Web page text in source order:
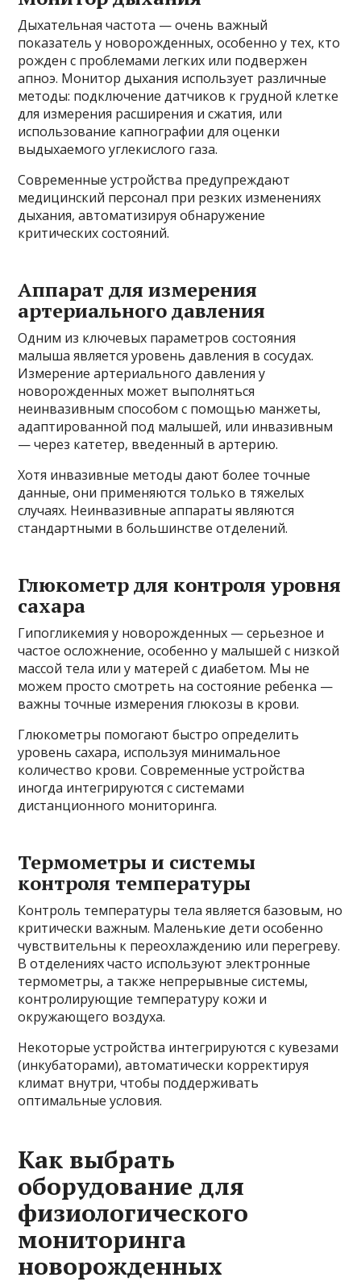
Дыхательная частота — очень важный
показатель у новорожденных, особенно у тех, кто
рожден с проблемами легких или подвержен
апноэ. Монитор дыхания использует различные
методы: подключение датчиков к грудной клетке
для измерения расширения и сжатия, или
использование капнографии для оценки
выдыхаемого углекислого газа.
Современные устройства предупреждают
медицинский персонал при резких изменениях
дыхания, автоматизируя обнаружение
критических состояний.
Аппарат для измерения
артериального давления
Одним из ключевых параметров состояния
малыша является уровень давления в сосудах.
Измерение артериального давления у
новорожденных может выполняться
неинвазивным способом с помощью манжеты,
адаптированной под малышей, или инвазивным
— через катетер, введенный в артерию.
Хотя инвазивные методы дают более точные
данные, они применяются только в тяжелых
случаях. Неинвазивные аппараты являются
стандартными в большинстве отделений.
Глюкометр для контроля уровня
сахара
Гипогликемия у новорожденных — серьезное и
частое осложнение, особенно у малышей с низкой
массой тела или у матерей с диабетом. Мы не
можем просто смотреть на состояние ребенка —
важны точные измерения глюкозы в крови.
Глюкометры помогают быстро определить
уровень сахара, используя минимальное
количество крови. Современные устройства
иногда интегрируются с системами
дистанционного мониторинга.
Термометры и системы
контроля температуры
Контроль температуры тела является базовым, но
критически важным. Маленькие дети особенно
чувствительны к переохлаждению или перегреву.
В отделениях часто используют электронные
термометры, а также непрерывные системы,
контролирующие температуру кожи и
окружающего воздуха.
Некоторые устройства интегрируются с кувезами
(инкубаторами), автоматически корректируя
климат внутри, чтобы поддерживать
оптимальные условия.
Как выбрать
оборудование для
физиологического
мониторинга
новорожденных